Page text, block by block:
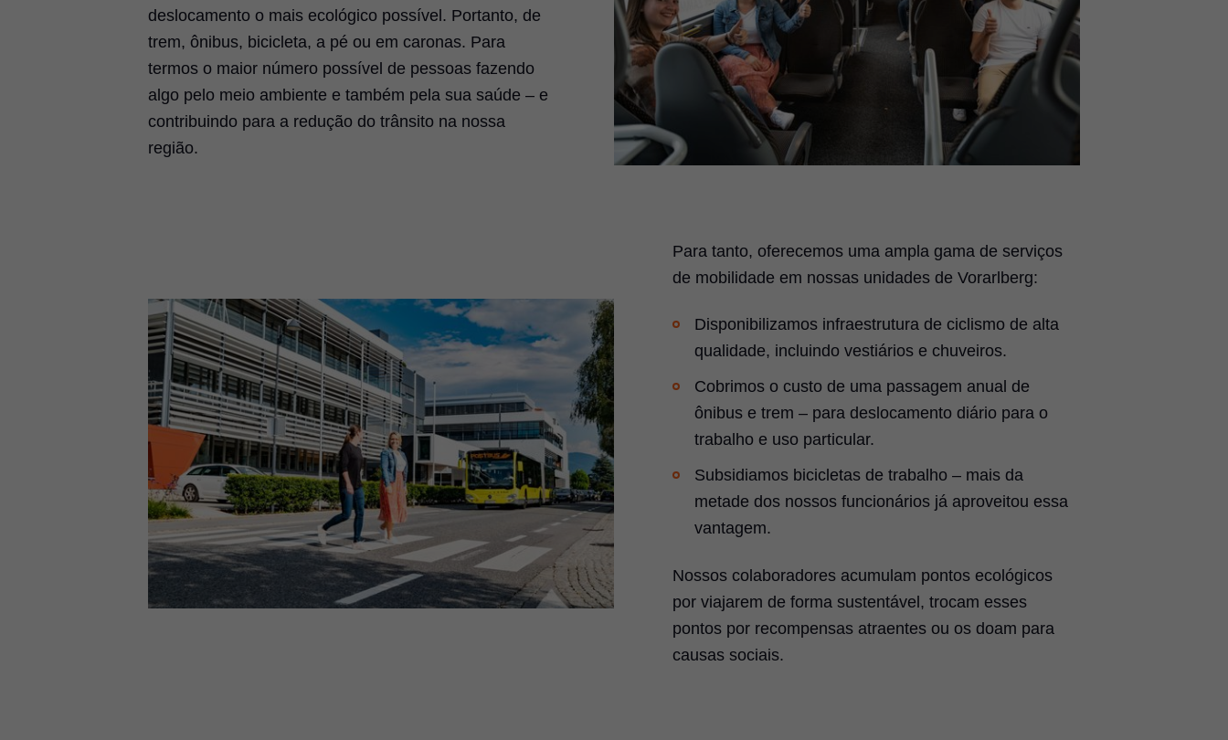
deslocamento o mais ecológico possível. Portanto, de
trem, ônibus, bicicleta, a pé ou em caronas. Para
termos o maior número possível de pessoas fazendo
algo pelo meio ambiente e também pela sua saúde – e
contribuindo para a redução do trânsito na nossa
região.
Para tanto, oferecemos uma ampla gama de serviços
de mobilidade em nossas unidades de Vorarlberg:
Disponibilizamos infraestrutura de ciclismo de alta
qualidade, incluindo vestiários e chuveiros.
Cobrimos o custo de uma passagem anual de
ônibus e trem – para deslocamento diário para o
trabalho e uso particular.
Subsidiamos bicicletas de trabalho – mais da
metade dos nossos funcionários já aproveitou essa
vantagem.
Nossos colaboradores acumulam pontos ecológicos
por viajarem de forma sustentável, trocam esses
pontos por recompensas atraentes ou os doam para
causas sociais.